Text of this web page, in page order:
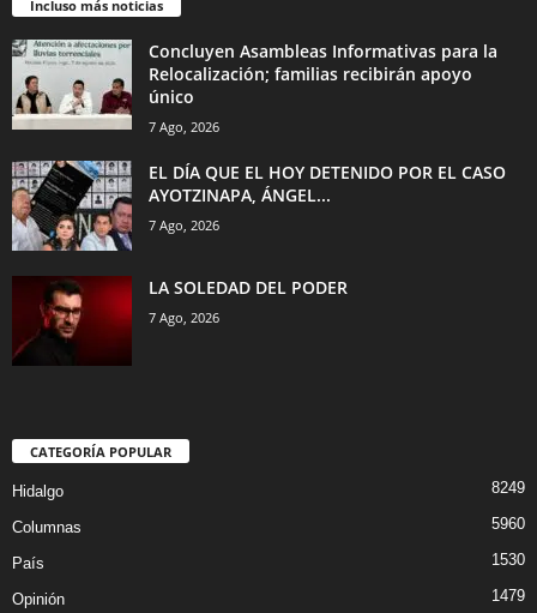
Incluso más noticias
Concluyen Asambleas Informativas para la
Relocalización; familias recibirán apoyo
único
7 Ago, 2026
EL DÍA QUE EL HOY DETENIDO POR EL CASO
AYOTZINAPA, ÁNGEL...
7 Ago, 2026
LA SOLEDAD DEL PODER
7 Ago, 2026
CATEGORÍA POPULAR
Hidalgo 8249
Columnas 5960
País 1530
Opinión 1479